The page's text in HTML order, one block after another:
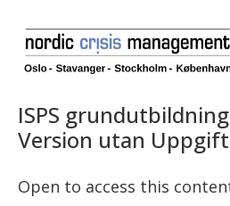
ISPS grundutbildning
Version utan
Open to access this